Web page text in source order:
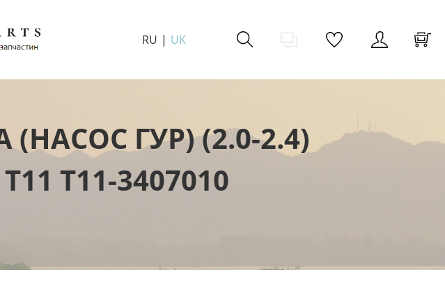
RU UK
ГУР) (2.0-2.4)
T11-3407010